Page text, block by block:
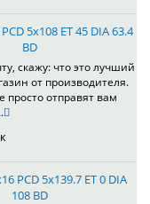
5x108 ET 45 DIA 63.4
BD
скажу: что это лучший
от производителя.
отправят вам
PCD 5x139.7 ET 0 DIA
108 BD